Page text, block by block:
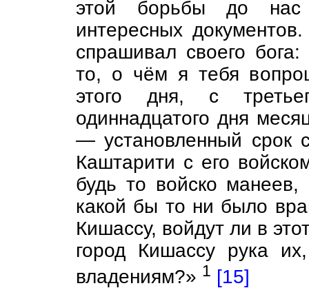
этой борьбы до нас
интересных
спрашивал своего
то, о чём я тебя
этого дня, с
одиннадцатого дня
— установленный срок
Каштарити с его
будь то войско
какой бы то ни было
Кишассу, войдут ли в
город Кишассу рука
владениям?» 1 [15]